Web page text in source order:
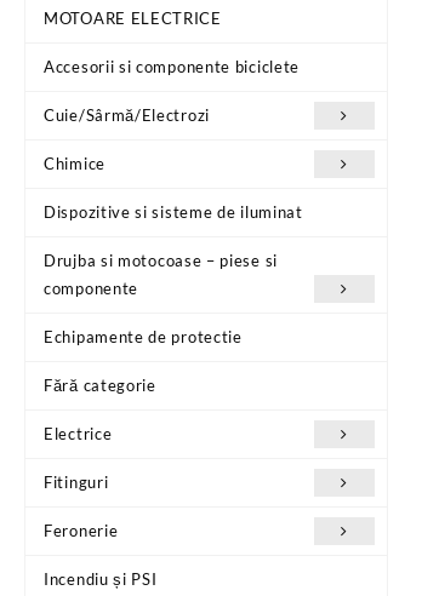
MOTOARE ELECTRICE
Accesorii si componente biciclete
Cuie/Sârmă/Electrozi
Chimice
Dispozitive si sisteme de iluminat
Drujba si motocoase – piese si
componente
Echipamente de protectie
Fără categorie
Electrice
Fitinguri
Feronerie
Incendiu și PSI